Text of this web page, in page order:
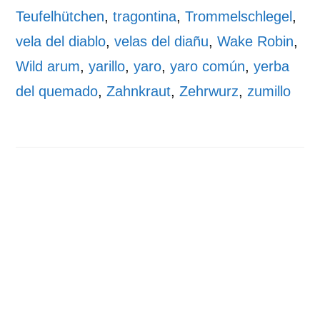
Teufelhütchen,tragontina,Trommelschlegel ,
vela del diablo,velas del diañu,Wake Robin,
Wild arum,yarillo,yaro,yaro común,yerba
del quemado,Zahnkraut,Zehrwurz, zumillo